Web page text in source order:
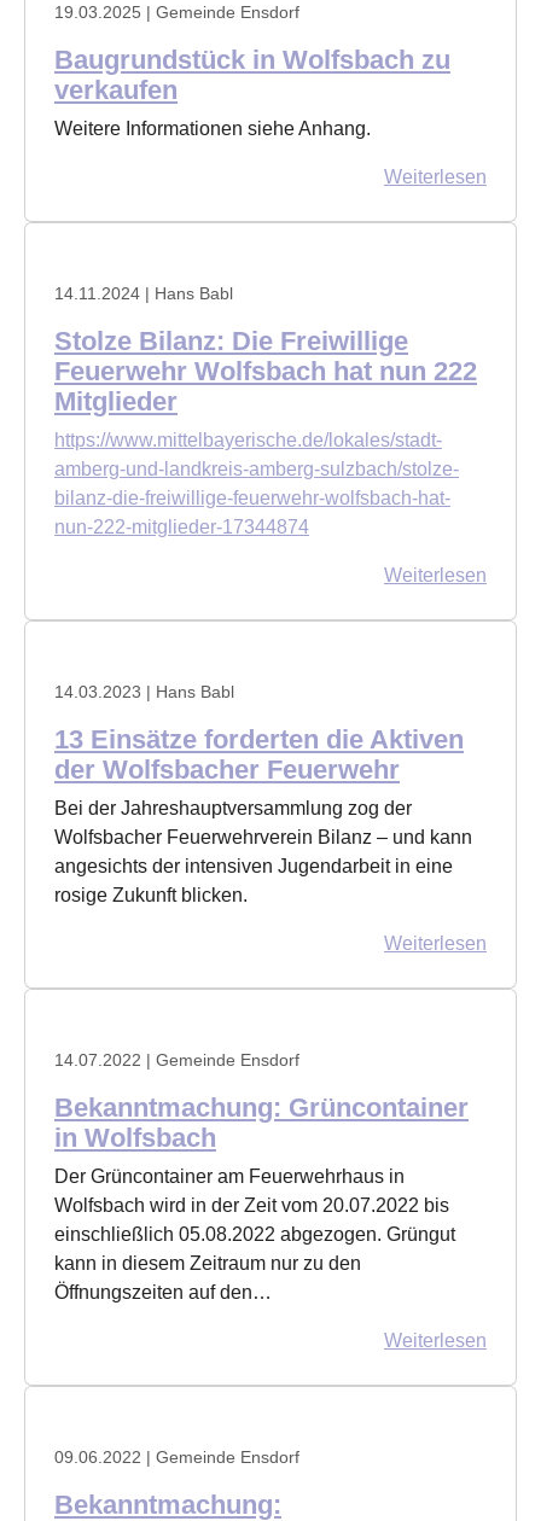
19.03.2025 | Gemeinde Ensdorf
Baugrundstück in Wolfsbach zu
verkaufen
Weitere Informationen siehe Anhang.
Weiterlesen
14.11.2024 | Hans Babl
Stolze Bilanz: Die Freiwillige
Feuerwehr Wolfsbach hat nun 222
Mitglieder
https://www.mittelbayerische.de/lokales/stadt-
amberg-und-landkreis-amberg-sulzbach/stolze-
bilanz-die-freiwillige-feuerwehr-wolfsbach-hat-
nun-222-mitglieder-17344874
Weiterlesen
14.03.2023 | Hans Babl
13 Einsätze forderten die Aktiven
der Wolfsbacher Feuerwehr
Bei der Jahreshauptversammlung zog der
Wolfsbacher Feuerwehrverein Bilanz – und kann
angesichts der intensiven Jugendarbeit in eine
rosige Zukunft blicken.
Weiterlesen
14.07.2022 | Gemeinde Ensdorf
Bekanntmachung: Grüncontainer
in Wolfsbach
Der Grüncontainer am Feuerwehrhaus in
Wolfsbach wird in der Zeit vom 20.07.2022 bis
einschließlich 05.08.2022 abgezogen. Grüngut
kann in diesem Zeitraum nur zu den
Öffnungszeiten auf den…
Weiterlesen
09.06.2022 | Gemeinde Ensdorf
Bekanntmachung: